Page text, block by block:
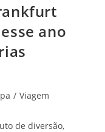
ano
/ Viagem
de diversão,